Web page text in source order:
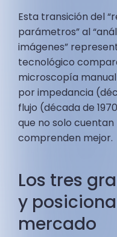
Esta transición del
parámetros” al
imágenes”
tecnológico
microscopía
por impedancia
flujo (década de
que no solo
comprenden mejor.
Los tres
y
mercado